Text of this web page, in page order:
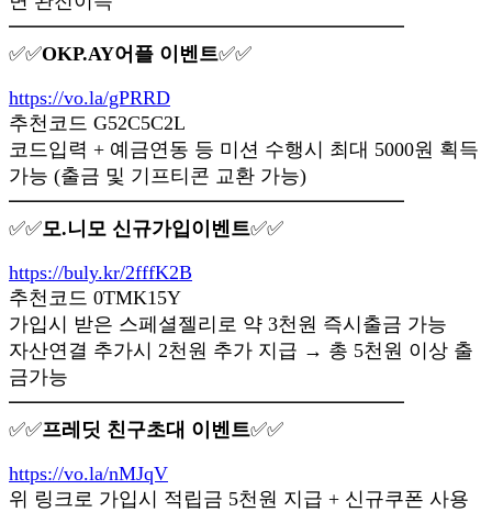
━━━━━━━━━━━━━━━━━━━━
✅✅OKP.AY어플 이벤트✅✅
https://vo.la/gPRRD
추천코드 G52C5C2L
코드입력 + 예금연동 등 미션 수행시 최대 5000원 획득
가능 (출금 및 기프티콘 교환 가능)
━━━━━━━━━━━━━━━━━━━━
✅✅모.니모 신규가입이벤트✅✅
https://buly.kr/2fffK2B
추천코드 0TMK15Y
가입시 받은 스페셜젤리로 약 3천원 즉시출금 가능
자산연결 추가시 2천원 추가 지급 → 총 5천원 이상 출
금가능
━━━━━━━━━━━━━━━━━━━━
✅✅프레딧 친구초대 이벤트✅✅
https://vo.la/nMJqV
위 링크로 가입시 적립금 5천원 지급 + 신규쿠폰 사용